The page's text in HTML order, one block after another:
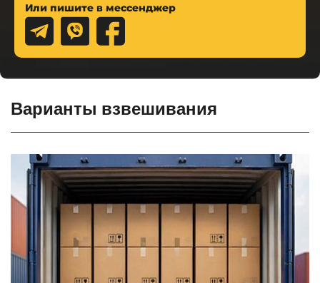
Или пишите в мессенджер
Варианты взвешивания